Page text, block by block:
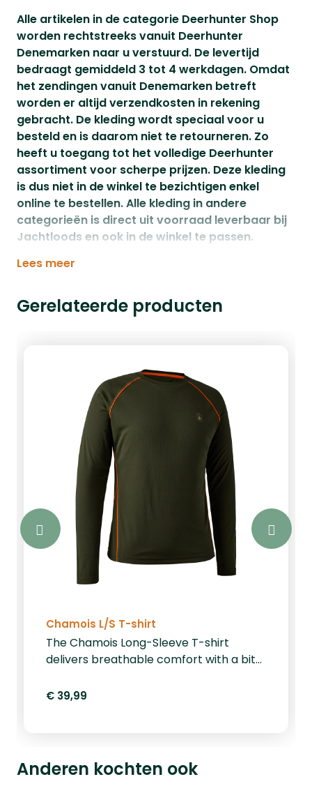
Alle artikelen in de categorie Deerhunter Shop
worden rechtstreeks vanuit Deerhunter
Denemarken naar u verstuurd. De levertijd
bedraagt gemiddeld 3 tot 4 werkdagen. Omdat
het zendingen vanuit Denemarken betreft
worden er altijd verzendkosten in rekening
gebracht. De kleding wordt speciaal voor u
besteld en is daarom niet te retourneren. Zo
heeft u toegang tot het volledige Deerhunter
assortiment voor scherpe prijzen. Deze kleding
is dus niet in de winkel te bezichtigen enkel
online te bestellen. Alle kleding in andere
categorieën is direct uit voorraad leverbaar bij
Jachtloods en ook in de winkel te passen.
Lees meer
Gerelateerde producten
Chamois L/S T-shirt
The Chamois Long-Sleeve T-shirt
delivers breathable comfort with a bit
worn on its own in mild conditions. Made
bacteria, keeping you fresher longer
and extending the time between
€ 39,99
Anderen kochten ook